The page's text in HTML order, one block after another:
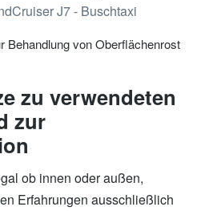
Behandlung von Oberflächenrost
zu verwendeten
zur
ob innen oder außen,
Erfahrungen ausschließlich